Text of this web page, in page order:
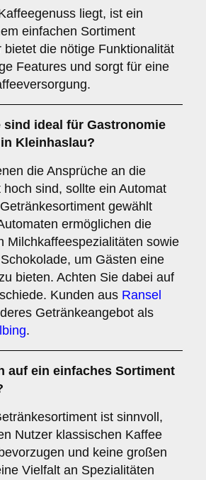
liegt, ist ein
einfachen Sortiment
bietet die nötige Funktionalität
Features und sorgt für eine
sind ideal für Gastronomie
in Kleinhaslau?
die Ansprüche an die
hoch sind, sollte ein Automat
gewählt
ermöglichen die
Milchkaffeespezialitäten sowie
um Gästen eine
bieten. Achten Sie dabei auf
Kunden aus Ransel
Getränkeangebot als
.
auf ein einfaches Sortiment
ist sinnvoll,
Nutzer klassischen Kaffee
und keine großen
Vielfalt an Spezialitäten